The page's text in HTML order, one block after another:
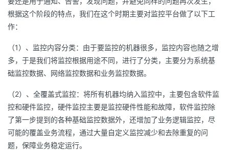
根据这个阶段的特点，我们在这个时期主要对监控平台做了以下工
作：
（1）、监控内容分类：由于要监控的机器很多，监控内容也随之增
多，于是我们将监控根据用途不同，进行了分类，主要分为系统基
础监控数据、网络监控数据和业务监控数据。
（2）、全覆盖式监控：将所有机器均纳入监控中，主要包含软件监
控和硬件监控，硬件监控主要是监控硬件性能和故障，软件监控除
了第一步提到的各种基础监控数据外，还增加了业务逻辑监控，尽
可能的覆盖业务流程，通过大量自定义监控减少和去除重复的问
题，保障业务稳定运行。